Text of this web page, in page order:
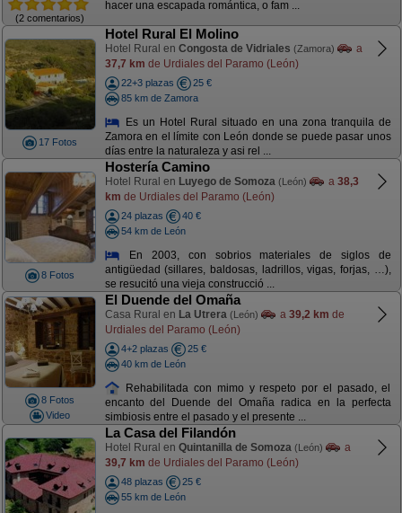
(2 comentarios)
hacer una escapada romántica, o fam ...
17 Fotos
Hotel Rural El Molino
Hotel Rural en Congosta de Vidriales (Zamora)
a
37,7 km de Urdiales del Paramo (León)
22+3 plazas
25 €
85 km de Zamora
Es un Hotel Rural situado en una zona tranquila de
Zamora en el límite con León donde se puede pasar unos
días entre la naturaleza y asi rel ...
8 Fotos
Hostería Camino
Hotel Rural en Luyego de Somoza (León) a 38,3
km de Urdiales del Paramo (León)
24 plazas
40 €
54 km de León
En 2003, con sobrios materiales de siglos de
antigüedad (sillares, baldosas, ladrillos, vigas, forjas, …),
se resucitó una vieja construcció ...
8 Fotos
Video
El Duende del Omaña
Casa Rural en La Utrera (León) a 39,2 km de
Urdiales del Paramo (León)
4+2 plazas
25 €
40 km de León
Rehabilitada con mimo y respeto por el pasado, el
encanto del Duende del Omaña radica en la perfecta
simbiosis entre el pasado y el presente ...
La Casa del Filandón
Hotel Rural en Quintanilla de Somoza (León)
a
39,7 km de Urdiales del Paramo (León)
48 plazas
25 €
55 km de León